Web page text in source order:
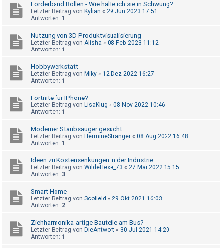
s
t
e
r
U
b
e
t
w
o
Förderband Rollen - Wie halte ich sie in Schwung?
Letzter Beitrag von Kylian « 29 Jun 2023 17:51
Antworten: 1
Nutzung von 3D Produktvisualisierung
Letzter Beitrag von Alisha « 08 Feb 2023 11:12
Antworten: 1
Hobbywerkstatt
Letzter Beitrag von Miky « 12 Dez 2022 16:27
Antworten: 1
Fortnite für IPhone?
Letzter Beitrag von LisaKlug « 08 Nov 2022 10:46
Antworten: 1
Moderner Staubsauger gesucht
Letzter Beitrag von HermineStranger « 08 Aug 2022 16:48
Antworten: 1
Ideen zu Kostensenkungen in der Industrie
Letzter Beitrag von WildeHexe_73 « 27 Mai 2022 15:15
Antworten: 3
Smart Home
Letzter Beitrag von Scofield « 29 Okt 2021 16:03
Antworten: 2
Ziehharmonika-artige Bauteile am Bus?
Letzter Beitrag von DieAntwort « 30 Jul 2021 14:20
Antworten: 1